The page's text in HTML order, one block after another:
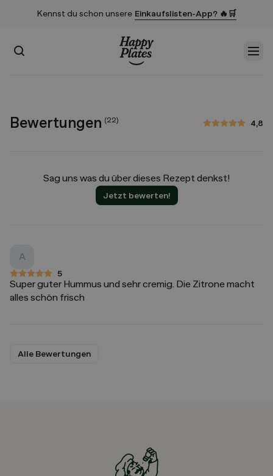
Kennst du schon unsere Einkaufslisten-App? 🔥🛒
Suchen
Bewertungen (22) 4,8
4,8 von 5 Sternen
Sag uns was du über dieses Rezept denkst!
Jetzt bewerten!
A
5
5 von 5 Sternen
Super guter Hummus und sehr cremig. Die Zitrone macht
alles schön frisch
Alle Bewertungen